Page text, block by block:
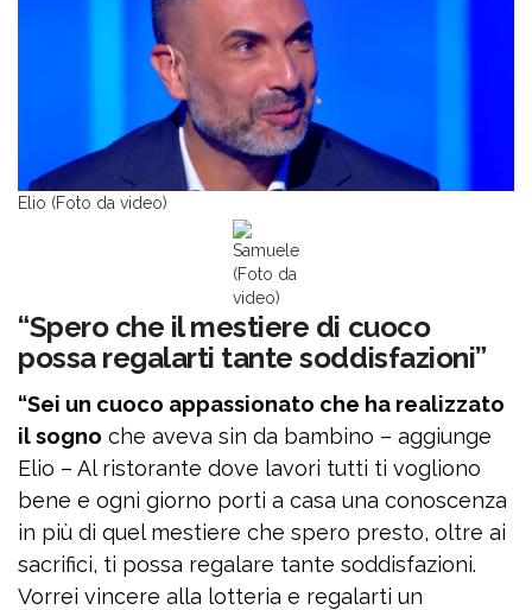
Elio (Foto da video)
Samuele
(Foto da
video)
“Spero che il mestiere di cuoco
possa regalarti tante soddisfazioni”
“Sei un cuoco appassionato che ha realizzato
il sogno che aveva sin da bambino – aggiunge
Elio – Al ristorante dove lavori tutti ti vogliono
bene e ogni giorno porti a casa una conoscenza
in più di quel mestiere che spero presto, oltre ai
sacrifici, ti possa regalare tante soddisfazioni.
Vorrei vincere alla lotteria e regalarti un